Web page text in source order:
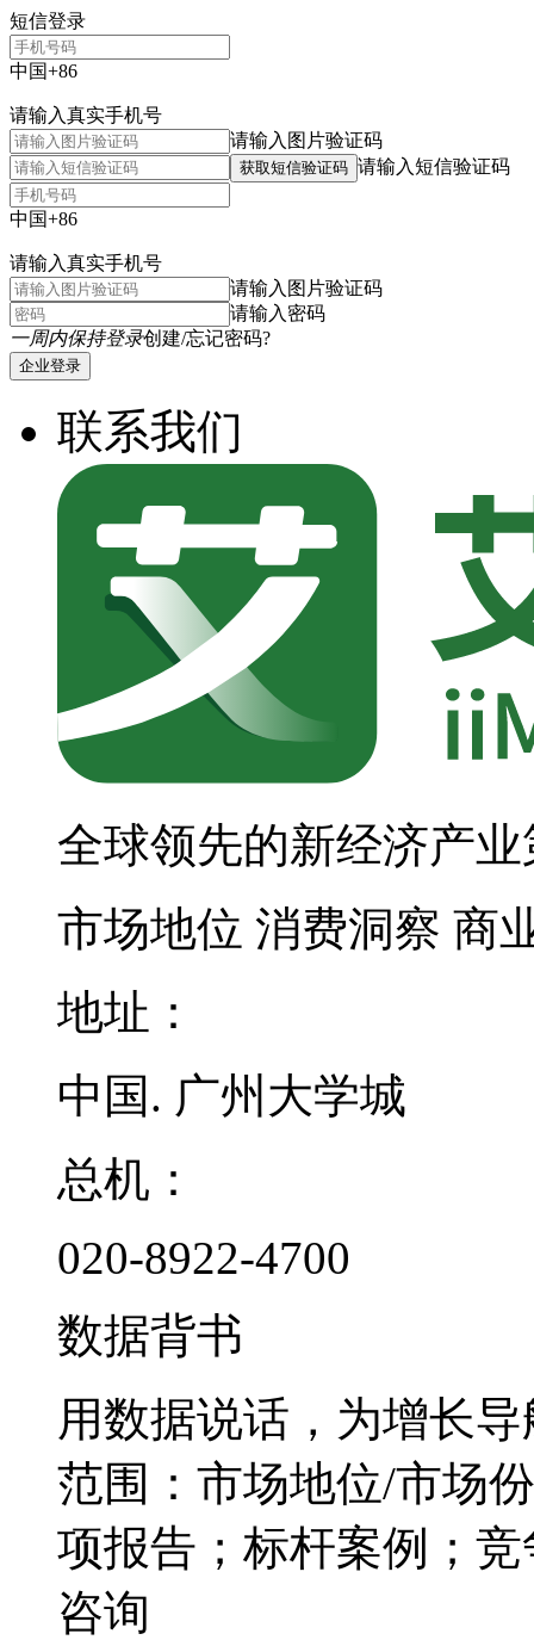
短信登录
中国+86
请输入真实手机号
请输入图片验证码
获取短信验证码 请输入短信验证码
中国+86
请输入真实手机号
请输入图片验证码
请输入密码
一周内保持登录创建/忘记密码?
企业登录
联系我们
全球领先的新经济产
市场地位 消费洞察 商
地址：
中国. 广州大学城
总机：
020-8922-4700
数据背书
用数据说话，为增长导
范围：市场地位/市场
项报告；标杆案例；
咨询